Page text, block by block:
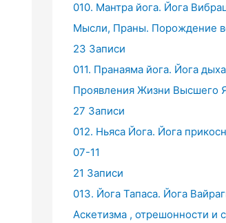
010. Мантра йога. Йога
Мысли, Праны. Порождение
23 Записи
011. Пранаяма йога. Йога
Проявления Жизни Высшего
27 Записи
012. Ньяса Йога. Йога
07-11
21 Записи
013. Йога Тапаса. Йога
Аскетизма , отрешонности и